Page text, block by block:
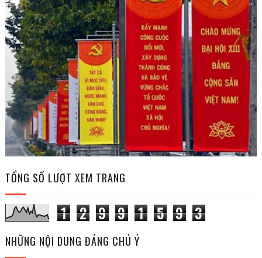
TỔNG SỐ LƯỢT XEM TRANG
1 2 9 9 1 5 9 3
NHỮNG NỘI DUNG ĐÁNG CHÚ Ý